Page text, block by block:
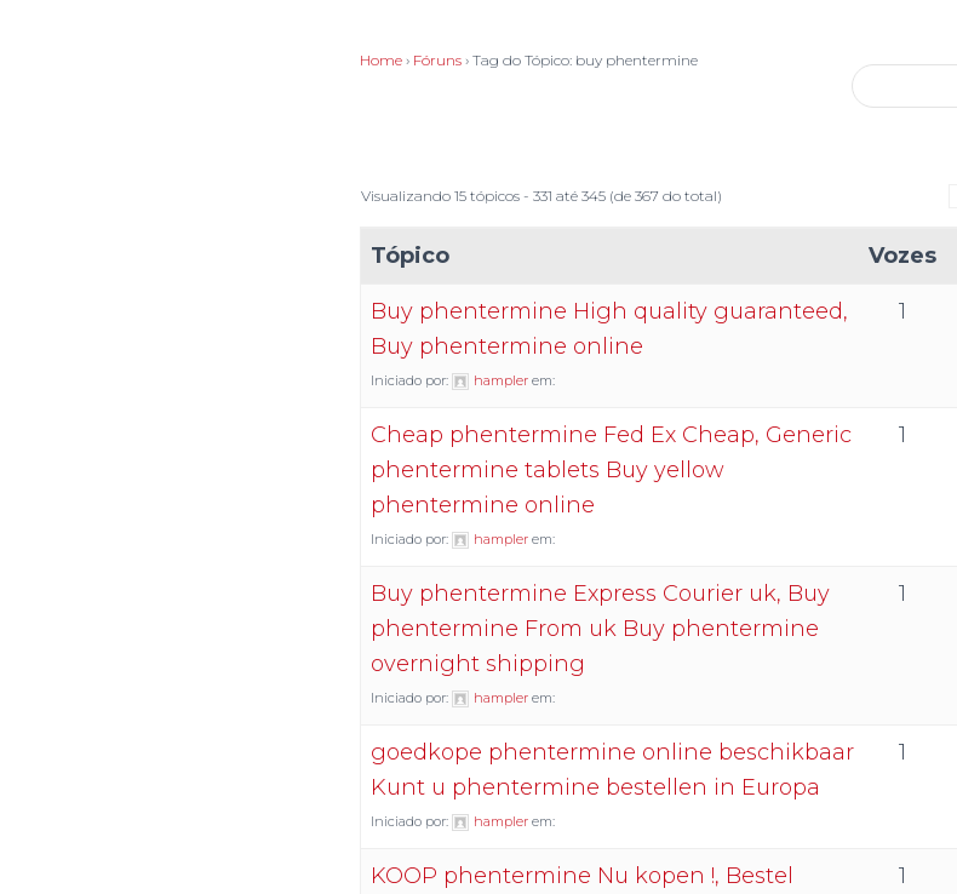
Home › Fóruns › Tag do Tópico: buy phentermine
Visualizando 15 tópicos - 331 até 345 (de 367 do total)
Tópico Vozes
Buy phentermine High quality guaranteed,
Buy phentermine online
Iniciado por: hampler em:
1
Cheap phentermine Fed Ex Cheap, Generic
phentermine tablets Buy yellow
phentermine online
Iniciado por: hampler em:
1
Buy phentermine Express Courier uk, Buy
phentermine From uk Buy phentermine
overnight shipping
Iniciado por: hampler em:
1
goedkope phentermine online beschikbaar
Kunt u phentermine bestellen in Europa
Iniciado por: hampler em:
1
KOOP phentermine Nu kopen !, Bestel
1